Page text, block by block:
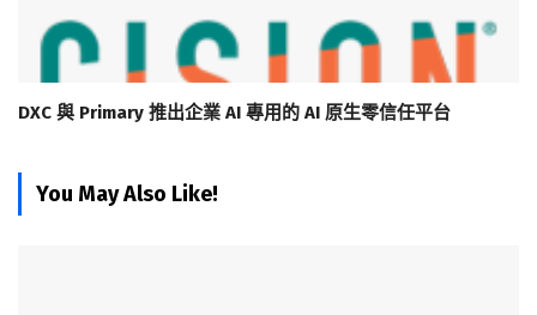
DXC 與 Primary 推出企業 AI 專用的 AI 原生零信任平台
You May Also Like!